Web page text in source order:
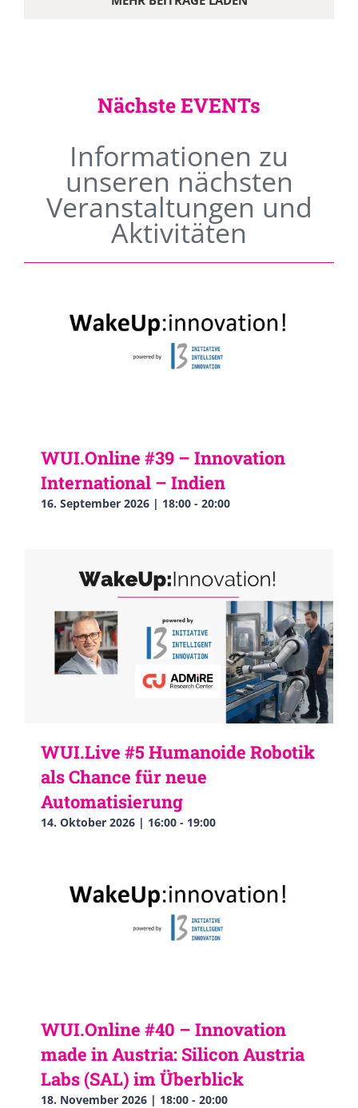
Nächste EVENTs
Informationen zu
unseren nächsten
Veranstaltungen und
Aktivitäten
WUI.Online #39 – Innovation
International – Indien
16. September 2026 | 18:00 - 20:00
WUI.Live #5 Humanoide Robotik
als Chance für neue
Automatisierung
14. Oktober 2026 | 16:00 - 19:00
WUI.Online #40 – Innovation
made in Austria: Silicon Austria
Labs (SAL) im Überblick
18. November 2026 | 18:00 - 20:00